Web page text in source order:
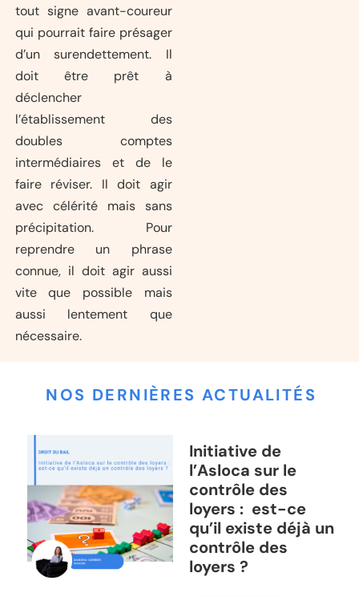
tout signe avant-coureur
qui pourrait faire présager
d’un surendettement. Il
doit être prêt à
déclencher
l’établissement des
doubles comptes
intermédiaires et de le
faire réviser. Il doit agir
avec célérité mais sans
précipitation. Pour
reprendre un phrase
connue, il doit agir aussi
vite que possible mais
aussi lentement que
nécessaire.
NOS DERNIÈRES ACTUALITÉS
Initiative de
l’Asloca sur le
contrôle des
loyers : est-ce
qu’il existe déjà un
contrôle des
loyers ?